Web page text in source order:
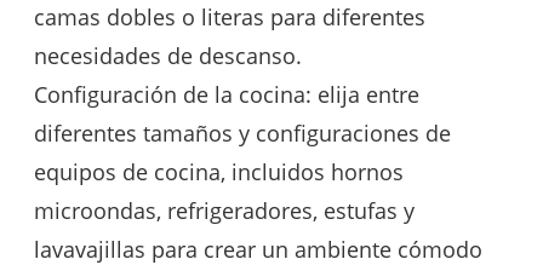
camas dobles o literas para diferentes
necesidades de descanso.
Configuración de la cocina: elija entre
diferentes tamaños y configuraciones de
equipos de cocina, incluidos hornos
microondas, refrigeradores, estufas y
lavavajillas para crear un ambiente cómodo